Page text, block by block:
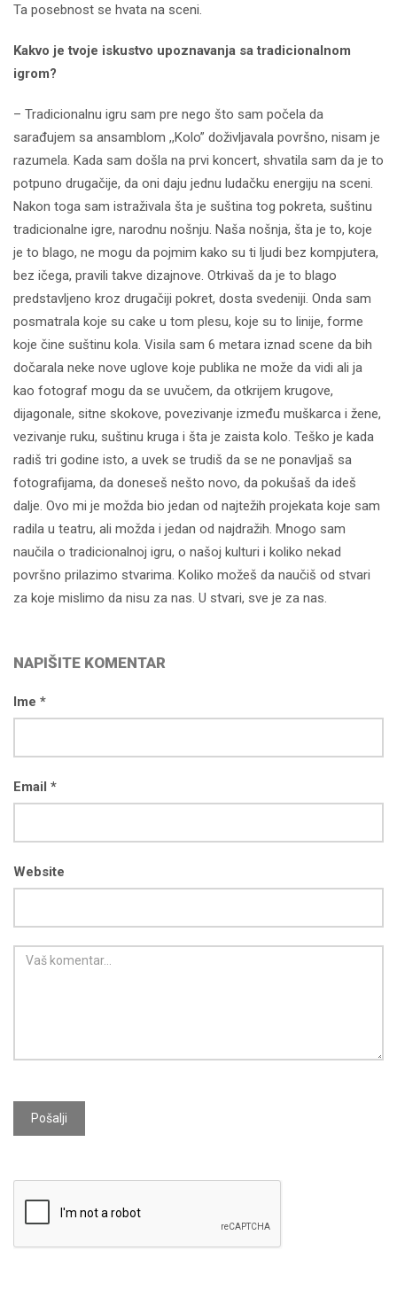
Ta posebnost se hvata na sceni.
Kakvo je tvoje iskustvo upoznavanja sa tradicionalnom
igrom?
– Tradicionalnu igru sam pre nego što sam počela da
sarađujem sa ansamblom ,,Kolo” doživljavala površno, nisam je
razumela. Kada sam došla na prvi koncert, shvatila sam da je to
potpuno drugačije, da oni daju jednu ludačku energiju na sceni.
Nakon toga sam istraživala šta je suština tog pokreta, suštinu
tradicionalne igre, narodnu nošnju. Naša nošnja, šta je to, koje
je to blago, ne mogu da pojmim kako su ti ljudi bez kompjutera,
bez ičega, pravili takve dizajnove. Otrkivaš da je to blago
predstavljeno kroz drugačiji pokret, dosta svedeniji. Onda sam
posmatrala koje su cake u tom plesu, koje su to linije, forme
koje čine suštinu kola. Visila sam 6 metara iznad scene da bih
dočarala neke nove uglove koje publika ne može da vidi ali ja
kao fotograf mogu da se uvučem, da otkrijem krugove,
dijagonale, sitne skokove, povezivanje između muškarca i žene,
vezivanje ruku, suštinu kruga i šta je zaista kolo. Teško je kada
radiš tri godine isto, a uvek se trudiš da se ne ponavljaš sa
fotografijama, da doneseš nešto novo, da pokušaš da ideš
dalje. Ovo mi je možda bio jedan od najtežih projekata koje sam
radila u teatru, ali možda i jedan od najdražih. Mnogo sam
naučila o tradicionalnoj igru, o našoj kulturi i koliko nekad
površno prilazimo stvarima. Koliko možeš da naučiš od stvari
za koje mislimo da nisu za nas. U stvari, sve je za nas.
NAPIŠITE KOMENTAR
Ime *
Email *
Website
Pošalji